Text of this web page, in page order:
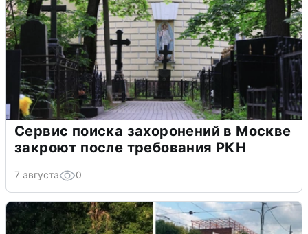
Сервис поиска захоронений в Москве
закроют после требования РКН
7 августа 0